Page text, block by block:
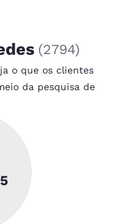
(2794)
o que os clientes
da pesquisa de